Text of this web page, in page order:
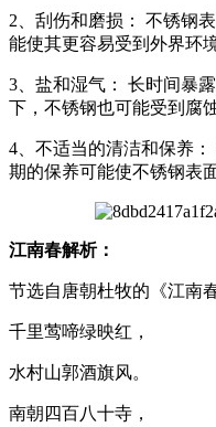
2、刮伤和磨损： 不锈钢
能使其更容易受到外界环
3、盐和湿气： 长时间暴
下，不锈钢也可能受到腐
4、不适当的清洁和保养
期的保养可能使不锈钢表
江南春解析：
节选自唐朝杜牧的《江南
千里莺啼绿映红，
水村山郭酒旗风。
南朝四百八十寺，